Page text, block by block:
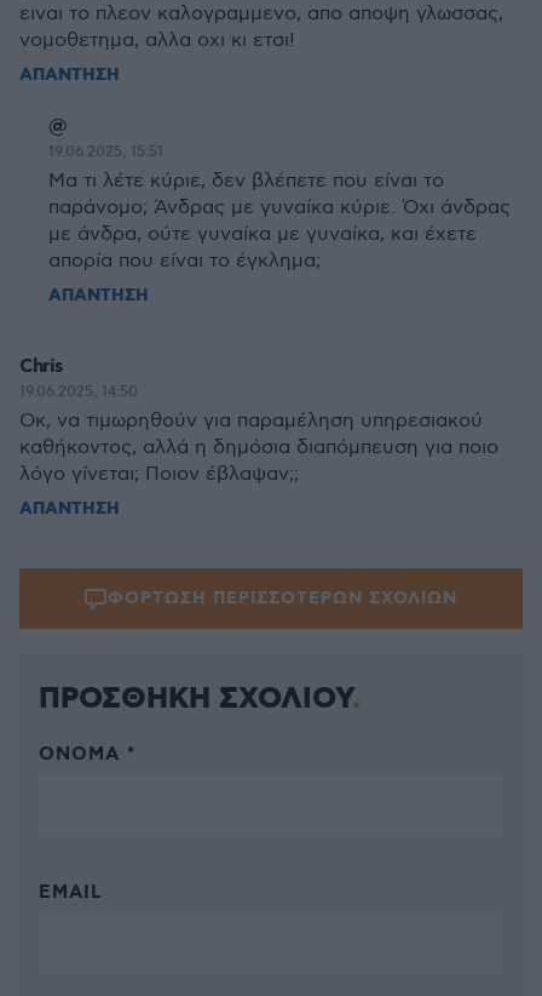
ειναι το πλεον καλογραμμενο, απο αποψη γλωσσας,
νομοθετημα, αλλα οχι κι ετσι!
ΑΠΑΝΤΗΣΗ
@
19.06.2025, 15:51
Μα τι λέτε κύριε, δεν βλέπετε που είναι το
παράνομο; Άνδρας με γυναίκα κύριε. Όχι άνδρας
με άνδρα, ούτε γυναίκα με γυναίκα, και έχετε
απορία που είναι το έγκλημα;
ΑΠΑΝΤΗΣΗ
Chris
19.06.2025, 14:50
Οκ, να τιμωρηθούν για παραμέληση υπηρεσιακού
καθήκοντος, αλλά η δημόσια διαπόμπευση για ποιο
λόγο γίνεται; Ποιον έβλαψαν;;
ΑΠΑΝΤΗΣΗ
ΦΟΡΤΩΣΗ ΠΕΡΙΣΣΟΤΕΡΩΝ ΣΧΟΛΙΩΝ
ΠΡΟΣΘΗΚΗ ΣΧΟΛΙΟΥ
ΌΝΟΜΑ *
EMAIL